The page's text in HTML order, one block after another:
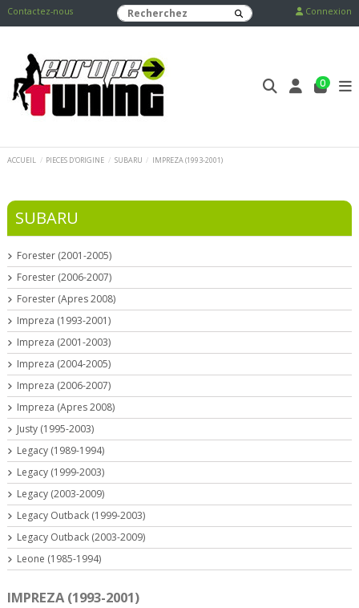
Contactez-nous Connexion
0
ACCUEIL PIECES D'ORIGINE SUBARU IMPREZA (1993-2001)
IMPREZA (1993-2001)
SUBARU
Forester (2001-2005)
Forester (2006-2007)
Forester (Apres 2008)
Impreza (1993-2001)
Impreza (2001-2003)
Impreza (2004-2005)
Impreza (2006-2007)
Impreza (Apres 2008)
Justy (1995-2003)
Legacy (1989-1994)
Legacy (1999-2003)
Legacy (2003-2009)
Legacy Outback (1999-2003)
Legacy Outback (2003-2009)
Leone (1985-1994)